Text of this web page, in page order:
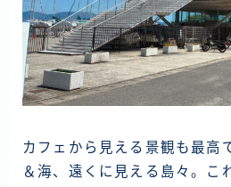
カフェから見える景観も最高
＆海、遠くに見える島々。こ